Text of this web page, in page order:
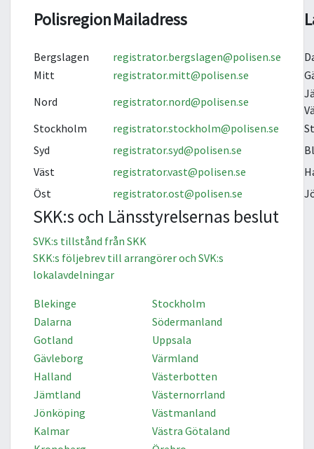
PolisregionMailadress
Bergslagen registrator.bergslagen@polisen.se
Mitt
registrator.mitt@polisen.se
Nord
registrator.nord@polisen.se
Stockholm
registrator.stockholm@polisen.se
Syd
registrator.syd@polisen.se
Väst
registrator.vast@polisen.se
Öst
registrator.ost@polisen.se
SKK:s och Länsstyrelsernas beslut
SVK:s tillstånd från SKK
SKK:s följebrev till arrangörer och SVK:s
lokalavdelningar
Blekinge
Stockholm
Dalarna
Södermanland
Gotland
Uppsala
Gävleborg
Värmland
Halland
Västerbotten
Jämtland
Västernorrland
Jönköping
Västmanland
Kalmar
Västra Götaland